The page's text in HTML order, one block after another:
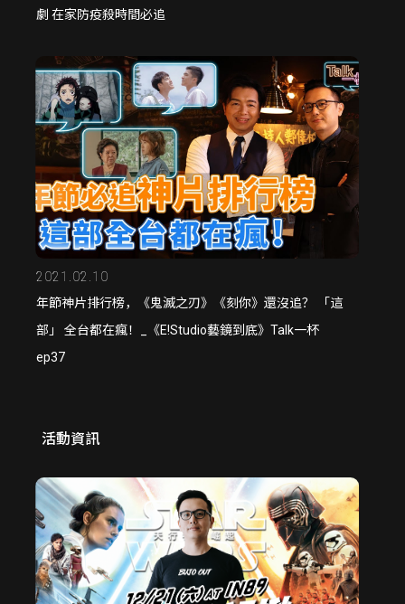
劇 在家防疫殺時間必追
2021.02.10
年節神片排行榜，《鬼滅之刃》《刻你》還沒追？ 「這
部」 全台都在瘋！_《E!Studio藝鏡到底》Talk一杯
ep37
活動資訊